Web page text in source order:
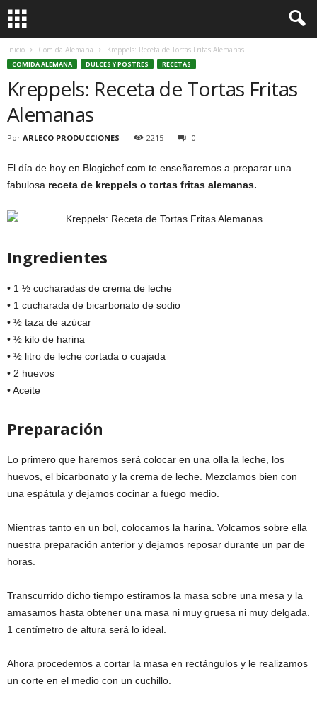
Inicio Comida Alemana Kreppels: Receta de Tortas Fritas Alemanas
COMIDA ALEMANA DULCES Y POSTRES RECETAS
Kreppels: Receta de Tortas Fritas
Alemanas
Por ARLECO PRODUCCIONES 2215 0
El día de hoy en Blogichef.com te enseñaremos a preparar una
fabulosa receta de kreppels o tortas fritas alemanas.
Ingredientes
• 1 ½ cucharadas de crema de leche
• 1 cucharada de bicarbonato de sodio
• ½ taza de azúcar
• ½ kilo de harina
• ½ litro de leche cortada o cuajada
• 2 huevos
• Aceite
Preparación
Lo primero que haremos será colocar en una olla la leche, los
huevos, el bicarbonato y la crema de leche. Mezclamos bien con
una espátula y dejamos cocinar a fuego medio.
Mientras tanto en un bol, colocamos la harina. Volcamos sobre ella
nuestra preparación anterior y dejamos reposar durante un par de
horas.
Transcurrido dicho tiempo estiramos la masa sobre una mesa y la
amasamos hasta obtener una masa ni muy gruesa ni muy delgada.
1 centímetro de altura será lo ideal.
Ahora procedemos a cortar la masa en rectángulos y le realizamos
un corte en el medio con un cuchillo.